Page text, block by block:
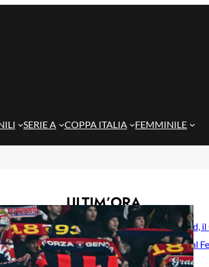
SERIE A COPPA ITALIA FEMMINILE
ULTIM’ORA
Rientra Østigård, il
trittico di sfide al
6 Agosto 2026